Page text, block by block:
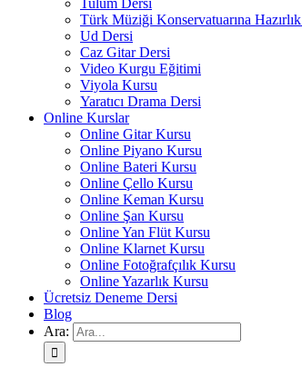
Tulum Dersi
Türk Müziği Konservatuarına
Ud Dersi
Caz Gitar Dersi
Video Kurgu Eğitimi
Viyola Kursu
Yaratıcı Drama Dersi
Online Kurslar
Online Gitar Kursu
Online Piyano Kursu
Online Bateri Kursu
Online Çello Kursu
Online Keman Kursu
Online Şan Kursu
Online Yan Flüt Kursu
Online Klarnet Kursu
Online Fotoğrafçılık Kursu
Online Yazarlık Kursu
Ücretsiz Deneme Dersi
Blog
Ara: